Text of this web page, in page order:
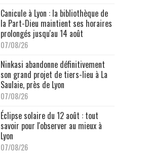
Canicule à Lyon : la bibliothèque de
la Part-Dieu maintient ses horaires
prolongés jusqu'au 14 août
07/08/26
Ninkasi abandonne définitivement
son grand projet de tiers-lieu à La
Saulaie, près de Lyon
07/08/26
Éclipse solaire du 12 août : tout
savoir pour l'observer au mieux à
Lyon
07/08/26